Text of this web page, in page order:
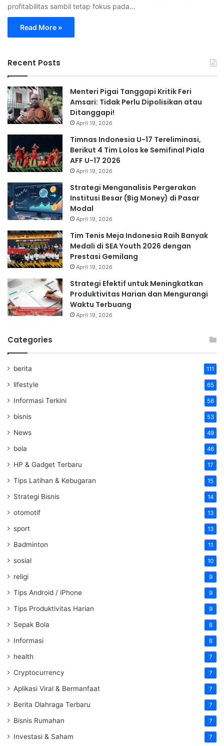
profitabilitas sambil tetap fokus pada…
Read More »
Recent Posts
Menteri Pigai Tanggapi Kritik Feri
Amsari: Tidak Perlu Dipolisikan atau
Ditanggapi!
April 19, 2026
Timnas Indonesia U-17 Tereliminasi,
Berikut 4 Tim Lolos ke Semifinal Piala
AFF U-17 2026
April 19, 2026
Strategi Menganalisis Pergerakan
Institusi Besar (Big Money) di Pasar
Modal
April 19, 2026
Tim Tenis Meja Indonesia Raih Banyak
Medali di SEA Youth 2026 dengan
Prestasi Gemilang
April 19, 2026
Strategi Efektif untuk Meningkatkan
Produktivitas Harian dan Mengurangi
Waktu Terbuang
April 19, 2026
Categories
berita 111
lifestyle 65
Informasi Terkini 56
bisnis 53
News 49
bola 46
HP & Gadget Terbaru 17
Tips Latihan & Kebugaran 15
Strategi Bisnis 14
otomotif 13
sport 13
Badminton 11
sosial 10
religi 9
Tips Android / iPhone 9
Tips Produktivitas Harian 9
Sepak Bola 8
Informasi 8
health 7
Cryptocurrency 7
Aplikasi Viral & Bermanfaat 7
Berita Olahraga Terbaru 7
Bisnis Rumahan 7
Investasi & Saham 7